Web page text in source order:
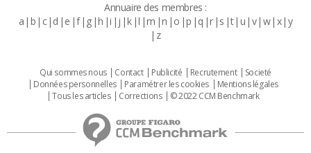
Annuaire des membres :
a b c d e f g h i j k l m n o p q r s t u v w x y
z
Qui sommes nous Contact Publicité Recrutement
Societé
Données personnelles
Paramétrer les cookies
Mentions légales
Tous les articles
Corrections © 2022 CCM Benchmark